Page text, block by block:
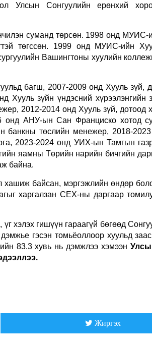
Улсын Сонгуулийн ерөнхий
суманд төрсөн. 1998 онд МУИС-
төгссөн. 1999 онд МУИС-ийн
Вашингтоны хуулийн
багш, 2007-2009 онд Хууль зүй,
Хууль зүйн үндэсний хүрээлэнгийн
2012-2014 онд Хууль зүй, дотоод
онд АНУ-ын Сан Франциско хотод
банкны төслийн менежер, 2018-
2023-2024 онд УИХ-ын Тамгын
яамны Төрийн нарийн бичгийн
байна.
байсан, мэргэжлийн өндөр
харгалзан СЕХ-ны даргаар
хэлэх гишүүн гараагүй бөгөөд
гэсэн томьёоллоор хуульд
83.3 хувь нь дэмжлээ хэмээн
Жиргэх